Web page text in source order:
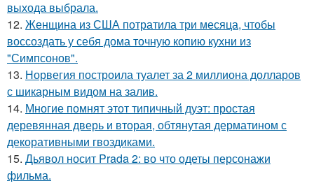
выхода выбрала.
12. Женщина из США потратила три месяца, чтобы
воссоздать у себя дома точную копию кухни из
"Симпсонов".
13. Норвегия построила туалет за 2 миллиона долларов
с шикарным видом на залив.
14. Многие помнят этот типичный дуэт: простая
деревянная дверь и вторая, обтянутая дерматином с
декоративными гвоздиками.
15. Дьявол носит Prada 2: во что одеты персонажи
фильма.